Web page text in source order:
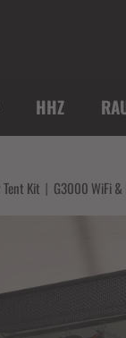
HHZ
Kit丨G3000 WiFi